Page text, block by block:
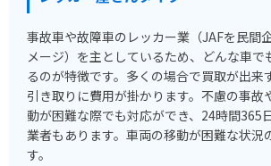
事故車や故障車のレッカー業（JAFを民間
メージ）を主としているため、どんな車で
るのが特徴です。多くの場合で買取が出来
引き取りに費用が掛かります。不慮の事故
動が困難な際でも対応ができ、24時間365
業者もあります。車両の移動が困難な状況
す。